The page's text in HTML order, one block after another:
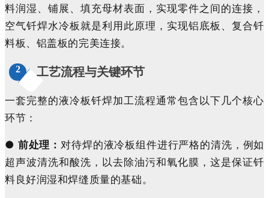
料润湿、铺展、填充母材表面，实现零件之间的连接，
空气钎焊水冷板就是利用此原理，实现铝底板、复合钎
料板、铝盖板的完美连接。
2 工艺流程与关键环节
一套完整的液冷板钎焊加工流程通常包含以下几个核心
环节：
● 前处理： 对待焊的液冷板组件进行严格的清洗，例如
超声波清洗和酸洗，以去除油污和氧化膜，这是保证钎
料良好润湿和焊缝质量的基础。